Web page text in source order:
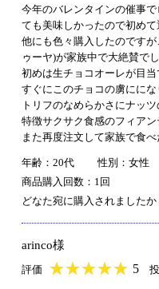
今年のバレンタインの催事
ても美味しかったので初め
他にも色々購入したのです
ゥーヤ)が家族中で大絶賛で
初めは生チョコオーレが目
すぐにこのチョコの虜ににな
トリフのなめらかさにナッ
特徴サクサク食感のフィア
また再度注文して家族で食
年齢：20代
性別：女性
商品購入回数：1回
どなた宛に購入されました
arinco様
評価 ★★★★★
★★★★★ 5